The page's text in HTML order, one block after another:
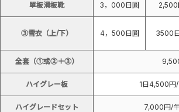
單板滑板靴 3，000日圓 2,500
③雪衣（上/下） 4，500日圓 3500
全套（①或②＋③）
ハイグレー板 1日4,500円
ハイグレードセット 7,000円/